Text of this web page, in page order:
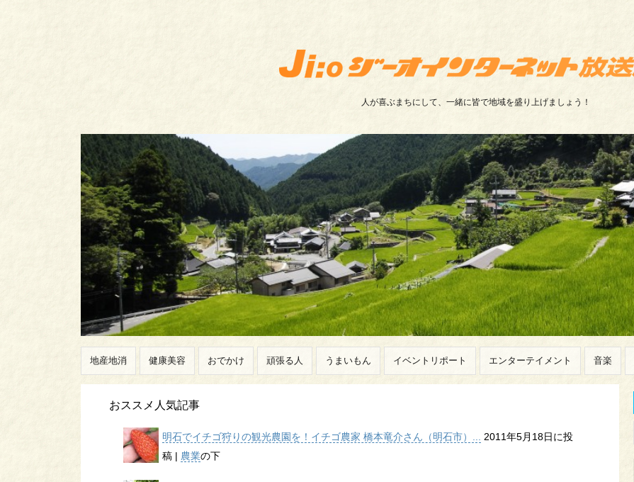
人が喜ぶまちにして、一緒に皆で地域を盛り上げましょう！
地産地消 健康美容 おでかけ 頑張る人 うまいもん イベントリポート エンターテイメント 音楽
おススメ人気記事
明石でイチゴ狩りの観光農園を！イチゴ農家 橋本竜介さん（明石市）...
2011年5月18日に投
稿 | 農業の下